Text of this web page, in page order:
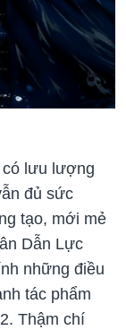
có lưu lượng
đủ sức
tạo, mới mẻ
Dẫn Lực
những điều
tác phẩm
Thậm chí